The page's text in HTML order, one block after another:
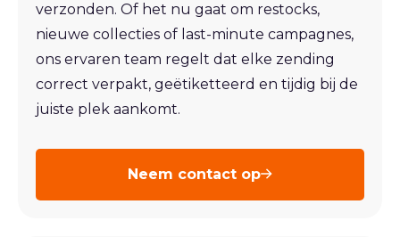
verzonden. Of het nu gaat om restocks,
nieuwe collecties of last-minute campagnes,
ons ervaren team regelt dat elke zending
correct verpakt, geëtiketteerd en tijdig bij de
juiste plek aankomt.
Neem contact op